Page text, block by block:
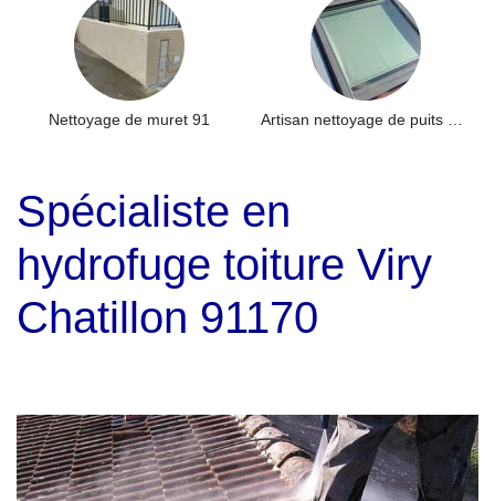
Nettoyage de muret 91
Spécialiste en
hydrofuge toiture Viry
Chatillon 91170